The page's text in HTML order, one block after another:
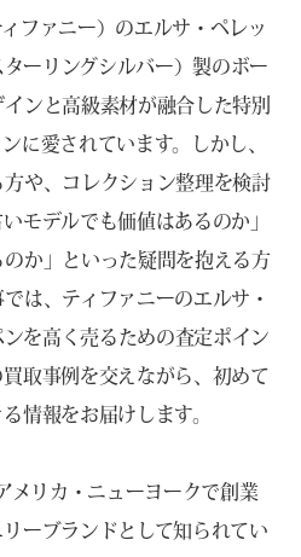
ファニー）のエルサ・ペレッ
ーリングシルバー）製のボー
ンと高級素材が融合した特別
に愛されています。しかし、
や、コレクション整理を検討
モデルでも価値はあるのか」
のか」といった疑問を抱える方
は、ティファニーのエルサ・
を高く売るための査定ポイン
取事例を交えながら、初めて
情報をお届けします。
メリカ・ニューヨークで創業
ーブランドとして知られてい